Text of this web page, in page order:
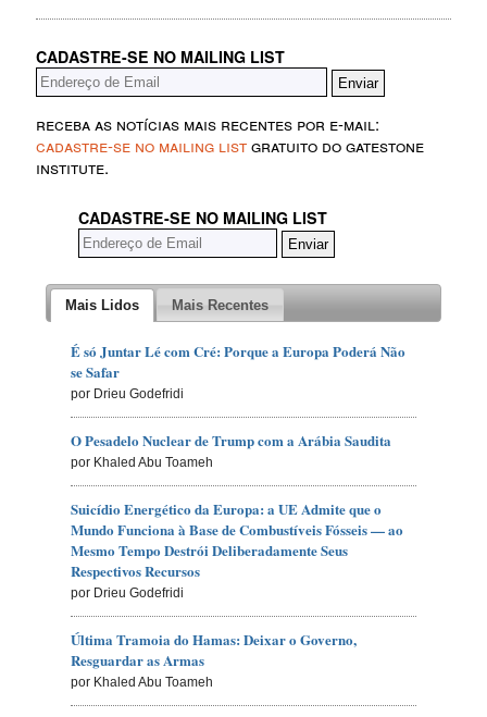
CADASTRE-SE NO MAILING LIST
receba as notícias mais recentes por e-mail:
cadastre-se no mailing listgratuito do gatestone
institute.
CADASTRE-SE NO MAILING LIST
Mais Lidos Mais Recentes
É só Juntar Lé com Cré: Porque a Europa Poderá Não
se Safar
por Drieu Godefridi
O Pesadelo Nuclear de Trump com a Arábia Saudita
por Khaled Abu Toameh
Suicídio Energético da Europa: a UE Admite que o
Mundo Funciona à Base de Combustíveis Fósseis — ao
Mesmo Tempo Destrói Deliberadamente Seus
Respectivos Recursos
por Drieu Godefridi
Última Tramoia do Hamas: Deixar o Governo,
Resguardar as Armas
por Khaled Abu Toameh